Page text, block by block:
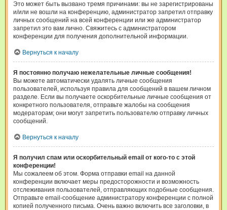
Это может быть вызвано тремя причинами: вы не зарегистрированы
и/или не вошли на конференцию, администратор запретил отправку
личных сообщений на всей конференции или же администратор
запретил это вам лично. Свяжитесь с администратором
конференции для получения дополнительной информации.
Вернуться к началу
Я постоянно получаю нежелательные личные сообщения!
Вы можете автоматически удалять личные сообщения
пользователей, используя правила для сообщений в вашем личном
разделе. Если вы получаете оскорбительные личные сообщения от
конкретного пользователя, отправьте жалобы на сообщения
модераторам; они могут запретить пользователю отправку личных
сообщений.
Вернуться к началу
Я получил спам или оскорбительный email от кого-то с этой
конференции!
Мы сожалеем об этом. Форма отправки email на данной
конференции включает меры предосторожности и возможность
отслеживания пользователей, отправляющих подобные сообщения.
Отправьте email-сообщение администратору конференции с полной
копией полученного письма. Очень важно включить все заголовки, в